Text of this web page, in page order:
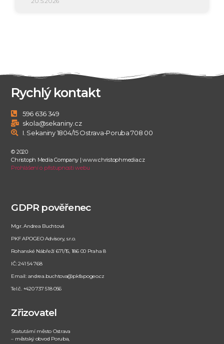
Rychlý kontakt
596 636 349
skola@sekaniny.cz
I. Sekaniny 1804/15 Ostrava-Poruba 708 00
© 2020
Christoph Media Company | www.christophmedia.cz
Prohlášení o přístupnosti webu
GDPR pověřenec
Mgr. Andrea Buchtová
PKF APOGEO Advisory, s.r.o.
Rohanské Nábřeží 671/15, 186 00 Praha 8
IČ: 241 54 768
Email: andrea.buchtova@pkfapogeo.cz
Tel.č. +420 737 518 056
Zřizovatel
Statutární město Ostrava
– městský obvod Poruba,